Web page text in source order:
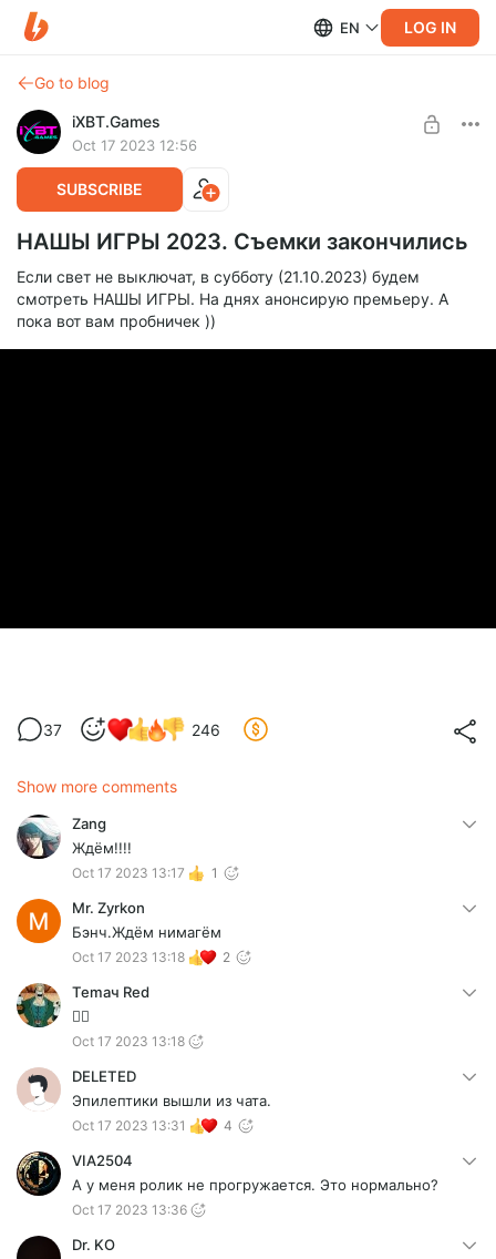
EN LOG IN
Go to blog
iXBT.Games
Oct 17 2023 12:56
SUBSCRIBE
НАШЫ ИГРЫ 2023. Съемки закончились
Если свет не выключат, в субботу (21.10.2023) будем
смотреть НАШЫ ИГРЫ. На днях анонсирую премьеру. А
пока вот вам пробничек ))
37 246
Show more comments
Zang
Ждём!!!!
Oct 17 2023 13:17 1
Mr. Zyrkon
Бэнч.Ждём нимагём
Oct 17 2023 13:18 2
Temaч Red
👍🏻
Oct 17 2023 13:18
DELETED
Эпилептики вышли из чата.
Oct 17 2023 13:31 4
VIA2504
А у меня ролик не прогружается. Это нормально?
Oct 17 2023 13:36
Dr. KO